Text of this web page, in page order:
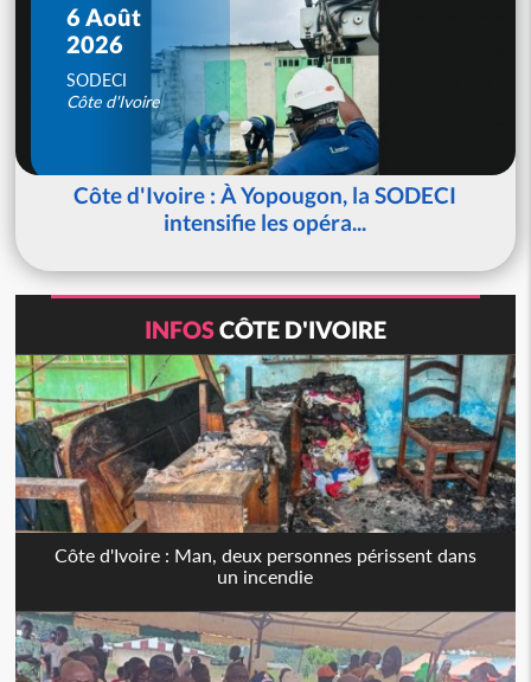
6 Août
2026
SODECI
Côte d'Ivoire
Côte d'Ivoire : À Yopougon, la SODECI
intensifie les opéra...
INFOSCÔTE D'IVOIRE
Côte d'Ivoire : Man, deux personnes périssent dans
un incendie